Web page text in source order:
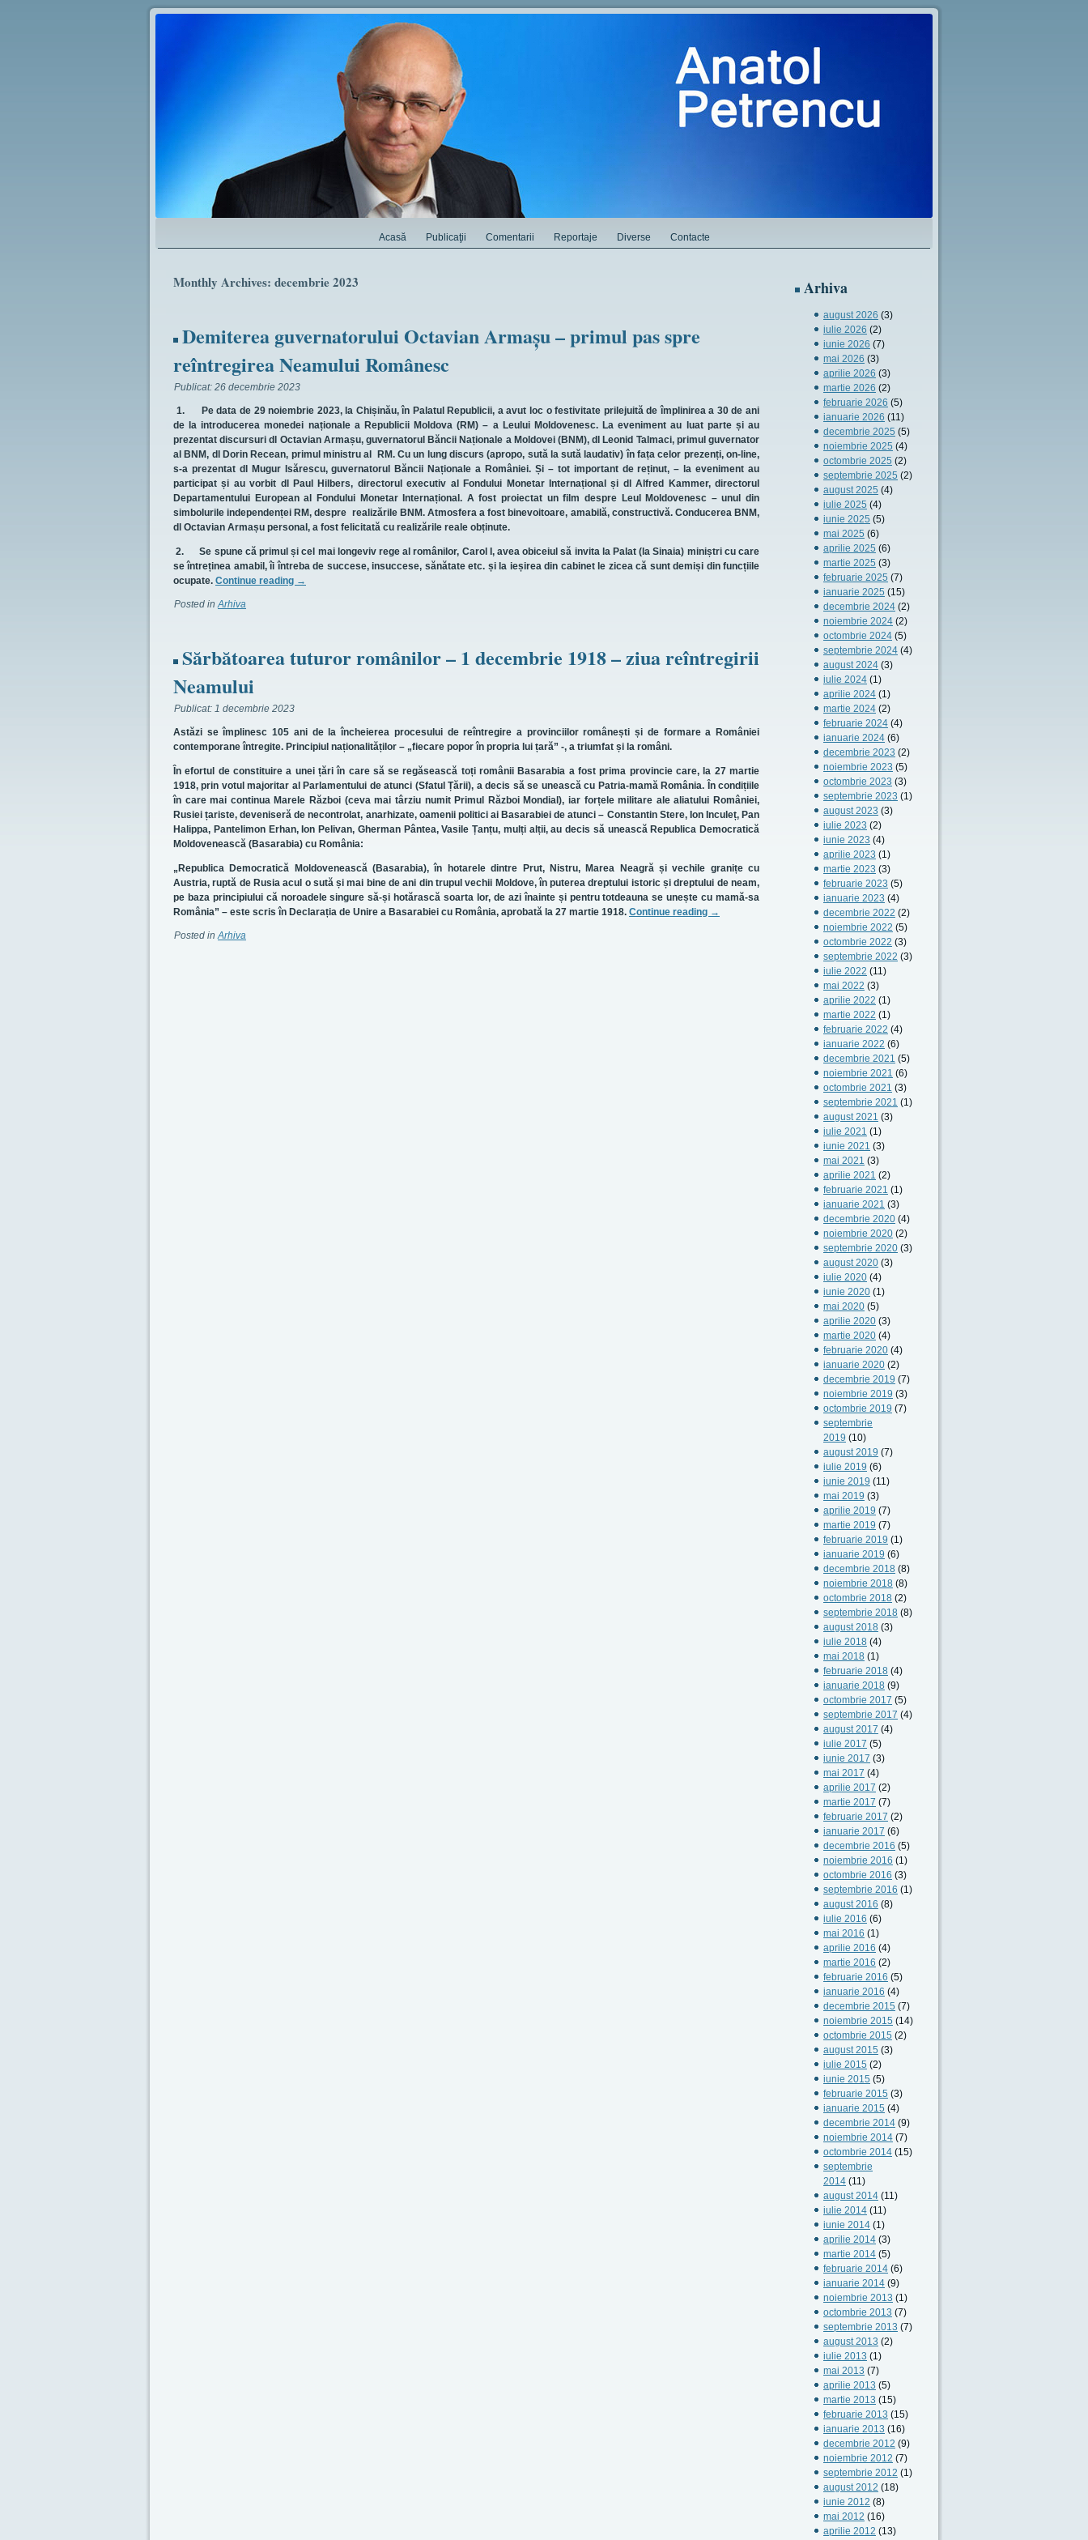
Acasă Publicaţii Comentarii Reportaje Diverse Contacte
Monthly Archives: decembrie 2023
Demiterea guvernatorului Octavian Armașu – primul pas spre
reîntregirea Neamului Românesc
Publicat: 26 decembrie 2023
1.
Pe data de 29 noiembrie 2023, la Chișinău, în Palatul Republicii, a avut loc o festivitate prilejuită de împlinirea a 30 de ani
de la introducerea monedei naționale a Republicii Moldova (RM) – a Leului Moldovenesc. La eveniment au luat parte și au
prezentat discursuri dl Octavian Armașu, guvernatorul Băncii Naționale a Moldovei (BNM), dl Leonid Talmaci, primul guvernator
al BNM, dl Dorin Recean, primul ministru al RM. Cu un lung discurs (apropo, sută la sută laudativ) în fața celor prezenți, on-line,
s-a prezentat dl Mugur Isărescu, guvernatorul Băncii Naționale a României. Și – tot important de reținut, – la eveniment au
participat și au vorbit dl Paul Hilbers, directorul executiv al Fondului Monetar Internațional și dl Alfred Kammer, directorul
Departamentului European al Fondului Monetar Internațional. A fost proiectat un film despre Leul Moldovenesc – unul din
simbolurile independenței RM, despre realizările BNM. Atmosfera a fost binevoitoare, amabilă, constructivă. Conducerea BNM,
dl Octavian Armașu personal, a fost felicitată cu realizările reale obținute.
2.Se spune că primul și cel mai longeviv rege al românilor, Carol I, avea obiceiul să invita la Palat (la Sinaia) miniștri cu care
se întreținea amabil, îi întreba de succese, insuccese, sănătate etc. și la ieșirea din cabinet le zicea că sunt demiși din funcțiile
ocupate. Continue reading →
Posted in Arhiva
Sărbătoarea tuturor românilor – 1 decembrie 1918 – ziua reîntregirii
Neamului
Publicat: 1 decembrie 2023
Astăzi se împlinesc 105 ani de la încheierea procesului de reîntregire a provinciilor românești și de formare a României
contemporane întregite. Principiul naționalităților – „fiecare popor în propria lui țară” -, a triumfat și la români.
În efortul de constituire a unei țări în care să se regăsească toți românii Basarabia a fost prima provincie care, la 27 martie
1918, prin votul majoritar al Parlamentului de atunci (Sfatul Țării), a decis să se unească cu Patria-mamă România. În condițiile
în care mai continua Marele Război (ceva mai târziu numit Primul Război Mondial), iar forțele militare ale aliatului României,
Rusiei țariste, deveniseră de necontrolat, anarhizate, oamenii politici ai Basarabiei de atunci – Constantin Stere, Ion Inculeț, Pan
Halippa, Pantelimon Erhan, Ion Pelivan, Gherman Pântea, Vasile Țanțu, mulți alții, au decis să unească Republica Democratică
Moldovenească (Basarabia) cu România:
„Republica Democratică Moldovenească (Basarabia), în hotarele dintre Prut, Nistru, Marea Neagră și vechile granițe cu
Austria, ruptă de Rusia acul o sută și mai bine de ani din trupul vechii Moldove, în puterea dreptului istoric și dreptului de neam,
pe baza principiului că noroadele singure să-și hotărască soarta lor, de azi înainte și pentru totdeauna se unește cu mamă-sa
România” – este scris în Declarația de Unire a Basarabiei cu România, aprobată la 27 martie 1918. Continue reading →
Posted in Arhiva
Arhiva
august 2026 (3)
iulie 2026 (2)
iunie 2026 (7)
mai 2026 (3)
aprilie 2026 (3)
martie 2026 (2)
februarie 2026 (5)
ianuarie 2026 (11)
decembrie 2025 (5)
noiembrie 2025 (4)
octombrie 2025 (2)
septembrie 2025 (2)
august 2025 (4)
iulie 2025 (4)
iunie 2025 (5)
mai 2025 (6)
aprilie 2025 (6)
martie 2025 (3)
februarie 2025 (7)
ianuarie 2025 (15)
decembrie 2024 (2)
noiembrie 2024 (2)
octombrie 2024 (5)
septembrie 2024 (4)
august 2024 (3)
iulie 2024 (1)
aprilie 2024 (1)
martie 2024 (2)
februarie 2024 (4)
ianuarie 2024 (6)
decembrie 2023 (2)
noiembrie 2023 (5)
octombrie 2023 (3)
septembrie 2023 (1)
august 2023 (3)
iulie 2023 (2)
iunie 2023 (4)
aprilie 2023 (1)
martie 2023 (3)
februarie 2023 (5)
ianuarie 2023 (4)
decembrie 2022 (2)
noiembrie 2022 (5)
octombrie 2022 (3)
septembrie 2022 (3)
iulie 2022 (11)
mai 2022 (3)
aprilie 2022 (1)
martie 2022 (1)
februarie 2022 (4)
ianuarie 2022 (6)
decembrie 2021 (5)
noiembrie 2021 (6)
octombrie 2021 (3)
septembrie 2021 (1)
august 2021 (3)
iulie 2021 (1)
iunie 2021 (3)
mai 2021 (3)
aprilie 2021 (2)
februarie 2021 (1)
ianuarie 2021 (3)
decembrie 2020 (4)
noiembrie 2020 (2)
septembrie 2020 (3)
august 2020 (3)
iulie 2020 (4)
iunie 2020 (1)
mai 2020 (5)
aprilie 2020 (3)
martie 2020 (4)
februarie 2020 (4)
ianuarie 2020 (2)
decembrie 2019 (7)
noiembrie 2019 (3)
octombrie 2019 (7)
septembrie
2019 (10)
august 2019 (7)
iulie 2019 (6)
iunie 2019 (11)
mai 2019 (3)
aprilie 2019 (7)
martie 2019 (7)
februarie 2019 (1)
ianuarie 2019 (6)
decembrie 2018 (8)
noiembrie 2018 (8)
octombrie 2018 (2)
septembrie 2018 (8)
august 2018 (3)
iulie 2018 (4)
mai 2018 (1)
februarie 2018 (4)
ianuarie 2018 (9)
octombrie 2017 (5)
septembrie 2017 (4)
august 2017 (4)
iulie 2017 (5)
iunie 2017 (3)
mai 2017 (4)
aprilie 2017 (2)
martie 2017 (7)
februarie 2017 (2)
ianuarie 2017 (6)
decembrie 2016 (5)
noiembrie 2016 (1)
octombrie 2016 (3)
septembrie 2016 (1)
august 2016 (8)
iulie 2016 (6)
mai 2016 (1)
aprilie 2016 (4)
martie 2016 (2)
februarie 2016 (5)
ianuarie 2016 (4)
decembrie 2015 (7)
noiembrie 2015 (14)
octombrie 2015 (2)
august 2015 (3)
iulie 2015 (2)
iunie 2015 (5)
februarie 2015 (3)
ianuarie 2015 (4)
decembrie 2014 (9)
noiembrie 2014 (7)
octombrie 2014 (15)
septembrie
2014 (11)
august 2014 (11)
iulie 2014 (11)
iunie 2014 (1)
aprilie 2014 (3)
martie 2014 (5)
februarie 2014 (6)
ianuarie 2014 (9)
noiembrie 2013 (1)
octombrie 2013 (7)
septembrie 2013 (7)
august 2013 (2)
iulie 2013 (1)
mai 2013 (7)
aprilie 2013 (5)
martie 2013 (15)
februarie 2013 (15)
ianuarie 2013 (16)
decembrie 2012 (9)
noiembrie 2012 (7)
septembrie 2012 (1)
august 2012 (18)
iunie 2012 (8)
mai 2012 (16)
aprilie 2012 (13)